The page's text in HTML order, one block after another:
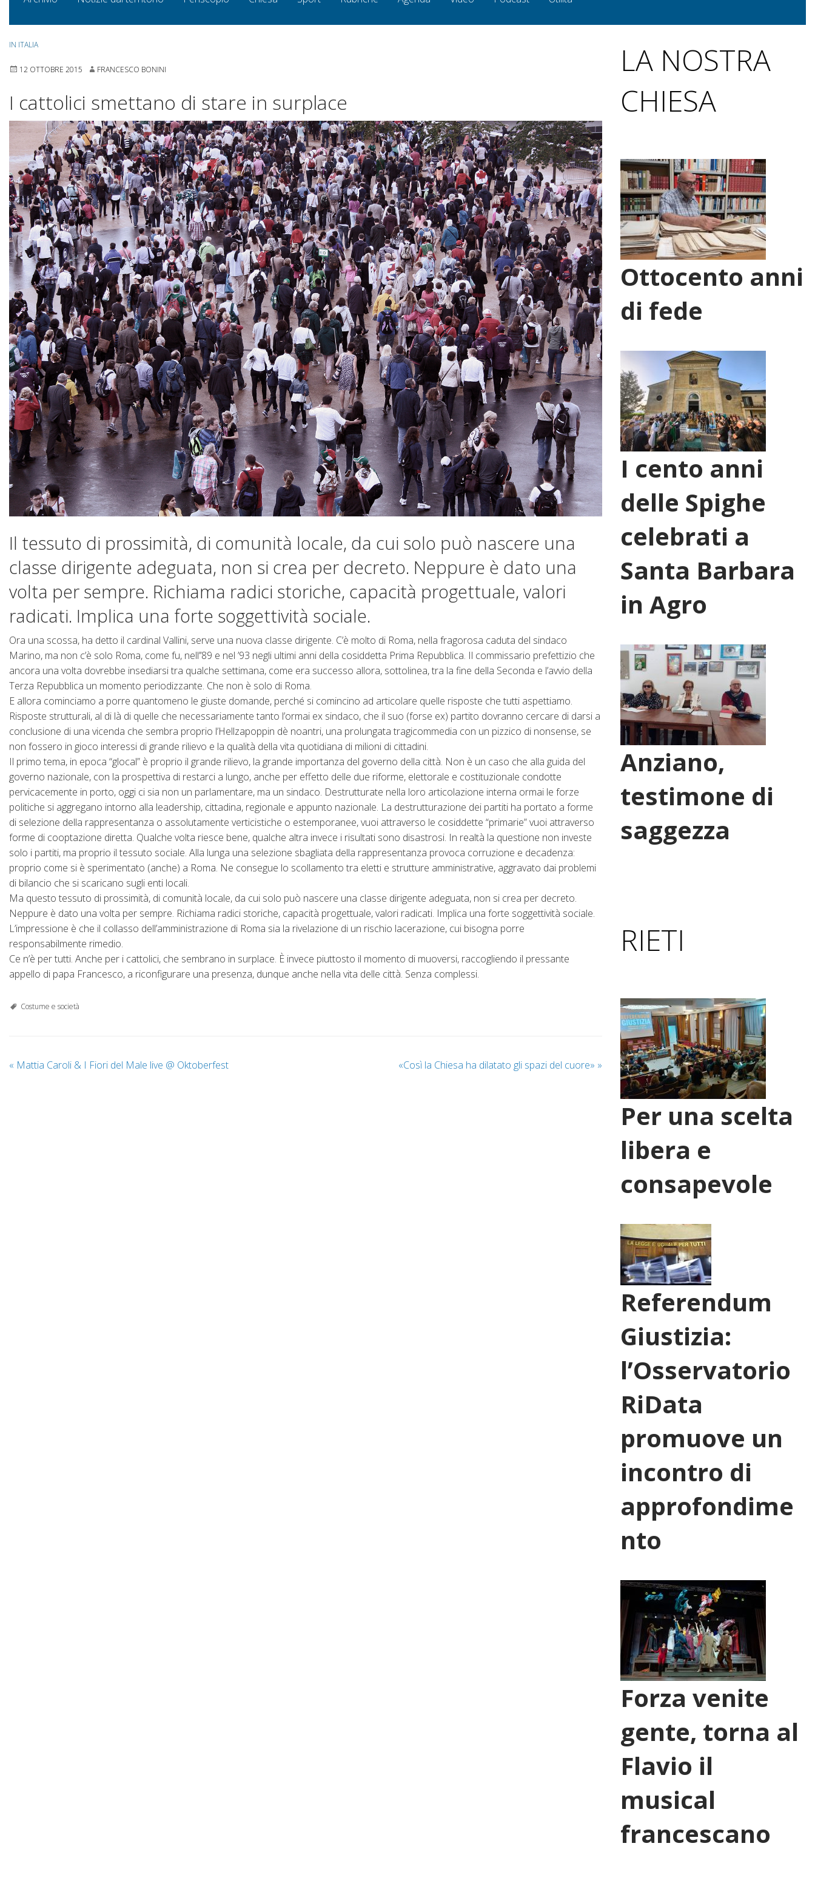
IN ITALIA
12 OTTOBRE 2015 FRANCESCO BONINI
I cattolici smettano di stare in surplace
Il tessuto di prossimità, di comunità locale, da cui solo può nascere una
classe dirigente adeguata, non si crea per decreto. Neppure è dato una
volta per sempre. Richiama radici storiche, capacità progettuale, valori
radicati. Implica una forte soggettività sociale.
Ora una scossa, ha detto il cardinal Vallini, serve una nuova classe dirigente. C’è molto di Roma, nella fragorosa caduta del sindaco
Marino, ma non c’è solo Roma, come fu, nell’’89 e nel ’93 negli ultimi anni della cosiddetta Prima Repubblica. Il commissario prefettizio che
ancora una volta dovrebbe insediarsi tra qualche settimana, come era successo allora, sottolinea, tra la fine della Seconda e l’avvio della
Terza Repubblica un momento periodizzante. Che non è solo di Roma.
E allora cominciamo a porre quantomeno le giuste domande, perché si comincino ad articolare quelle risposte che tutti aspettiamo.
Risposte strutturali, al di là di quelle che necessariamente tanto l’ormai ex sindaco, che il suo (forse ex) partito dovranno cercare di darsi a
conclusione di una vicenda che sembra proprio l’Hellzapoppin dè noantri, una prolungata tragicommedia con un pizzico di nonsense, se
non fossero in gioco interessi di grande rilievo e la qualità della vita quotidiana di milioni di cittadini.
Il primo tema, in epoca “glocal” è proprio il grande rilievo, la grande importanza del governo della città. Non è un caso che alla guida del
governo nazionale, con la prospettiva di restarci a lungo, anche per effetto delle due riforme, elettorale e costituzionale condotte
pervicacemente in porto, oggi ci sia non un parlamentare, ma un sindaco. Destrutturate nella loro articolazione interna ormai le forze
politiche si aggregano intorno alla leadership, cittadina, regionale e appunto nazionale. La destrutturazione dei partiti ha portato a forme
di selezione della rappresentanza o assolutamente verticistiche o estemporanee, vuoi attraverso le cosiddette “primarie” vuoi attraverso
forme di cooptazione diretta. Qualche volta riesce bene, qualche altra invece i risultati sono disastrosi. In realtà la questione non investe
solo i partiti, ma proprio il tessuto sociale. Alla lunga una selezione sbagliata della rappresentanza provoca corruzione e decadenza:
proprio come si è sperimentato (anche) a Roma. Ne consegue lo scollamento tra eletti e strutture amministrative, aggravato dai problemi
di bilancio che si scaricano sugli enti locali.
Ma questo tessuto di prossimità, di comunità locale, da cui solo può nascere una classe dirigente adeguata, non si crea per decreto.
Neppure è dato una volta per sempre. Richiama radici storiche, capacità progettuale, valori radicati. Implica una forte soggettività sociale.
L’impressione è che il collasso dell’amministrazione di Roma sia la rivelazione di un rischio lacerazione, cui bisogna porre
responsabilmente rimedio.
Ce n’è per tutti. Anche per i cattolici, che sembrano in surplace. È invece piuttosto il momento di muoversi, raccogliendo il pressante
appello di papa Francesco, a riconfigurare una presenza, dunque anche nella vita delle città. Senza complessi.
Costume e società
« Mattia Caroli & I Fiori del Male live @ Oktoberfest «Così la Chiesa ha dilatato gli spazi del cuore» »
LA NOSTRA
CHIESA
Ottocento anni
di fede
I cento anni
delle Spighe
celebrati a
Santa Barbara
in Agro
Anziano,
testimone di
saggezza
RIETI
Per una scelta
libera e
consapevole
Referendum
Giustizia:
l’Osservatorio
RiData
promuove un
incontro di
approfondime
nto
Forza venite
gente, torna al
Flavio il
musical
francescano